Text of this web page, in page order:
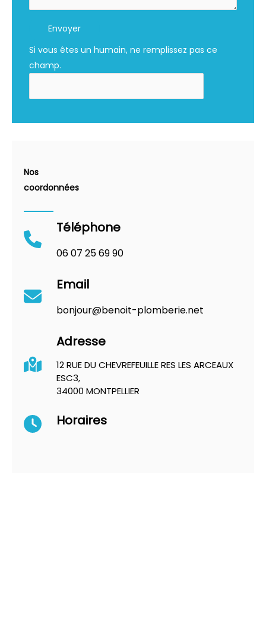
Envoyer
Si vous êtes un humain, ne remplissez pas ce
champ.
Nos
coordonnées
Téléphone
06 07 25 69 90
Email
bonjour@benoit-plomberie.net
Adresse
12 RUE DU CHEVREFEUILLE RES LES ARCEAUX
ESC3,
34000 MONTPELLIER
Horaires